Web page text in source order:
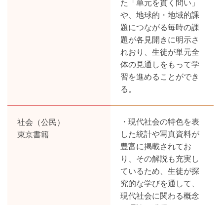
た「単元を貫く問い」
や、地球的・地域的課
題につながる毎時の課
題が各見開きに明示さ
れおり、生徒が単元全
体の見通しをもって学
習を進めることができ
る。
社会（公民）
東京書籍
・現代社会の特色を表
した統計や写真資料が
豊富に掲載されてお
り、その解説も充実し
ているため、生徒が探
究的な学びを通して、
現代社会に関わる概念